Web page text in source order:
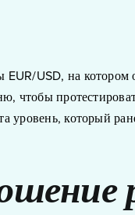
USD, на
чтобы
уровень, который